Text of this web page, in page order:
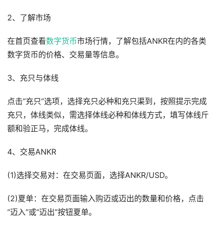
2、了解市场
在首页查看数字货币市场行情，了解包括ANKR在内的各类
数字货币的价格、交易量等信息。
3、充只与体线
点击“充只”选项，选择充只必种和充只渠到，按照提示完成
充只，体线类似，需选择体线必种和体线方式，填写体线斤
额和验正马，完成体线。
4、交易ANKR
(1)选择交易对：在交易页面，选择ANKR/USD。
(2)夏单：在交易页面输入购迈或迈出的数量和价格，点击
“迈入”或“迈出”按钮夏单。